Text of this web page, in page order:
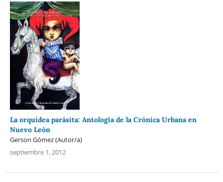
La orquídea parásita: Antología de la Crónica Urbana en
Nuevo León
Gerson Gómez (Autor/a)
septiembre 1, 2012